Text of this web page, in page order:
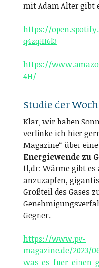
mit Adam Alter gibt
https://
q4zqHI6l3
https://
4H/
Studie der
Klar, wir haben
verlinke ich hier
Magazine“ über eine
Energiewende zu
tl,dr: Wärme gibt es
anzuzapfen,
Großteil des Gases
Gegner.
https://www.pv-
magazine.de/2023/
was-es-fuer-einen-